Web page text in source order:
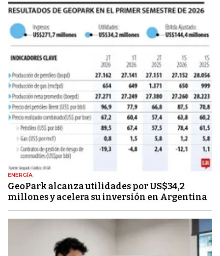
ENERGÍA
GeoPark alcanza utilidades por US$34,2
millones y acelera su inversión en Argentina